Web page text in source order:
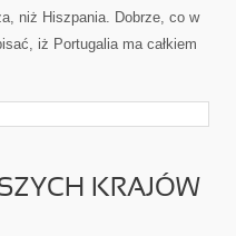
niż Hiszpania. Dobrze, co w
iż Portugalia ma całkiem
KRAJÓW